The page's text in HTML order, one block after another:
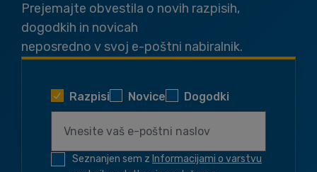
Prejemajte obvestila o novih razpisih,
dogodkih in novicah
neposredno v svoj e-poštni nabiralnik.
Razpisi Novice Dogodki
Seznanjen sem z Informacijami o varstvu